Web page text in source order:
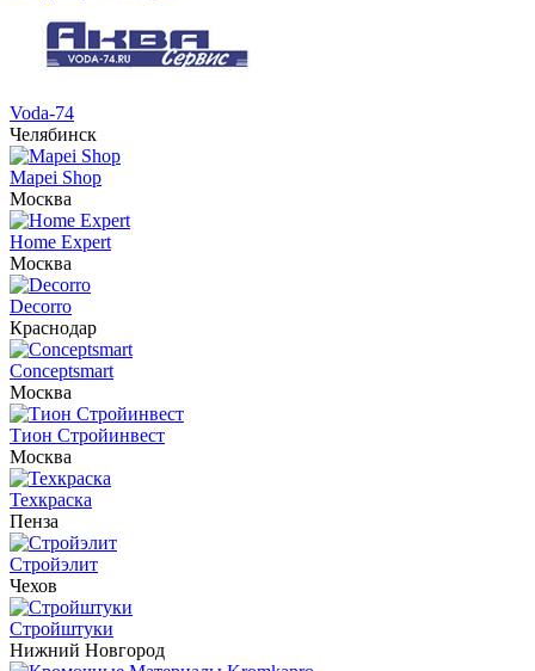
Voda-74
Челябинск
Mapei Shop
Москва
Home Expert
Москва
Decorro
Краснодар
Conceptsmart
Москва
Тион Стройинвест
Москва
Техкраска
Пенза
Стройэлит
Чехов
Стройштуки
Нижний Новгород